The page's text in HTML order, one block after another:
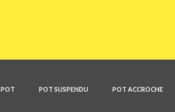
POT POT SUSPENDU POT ACCROCHE